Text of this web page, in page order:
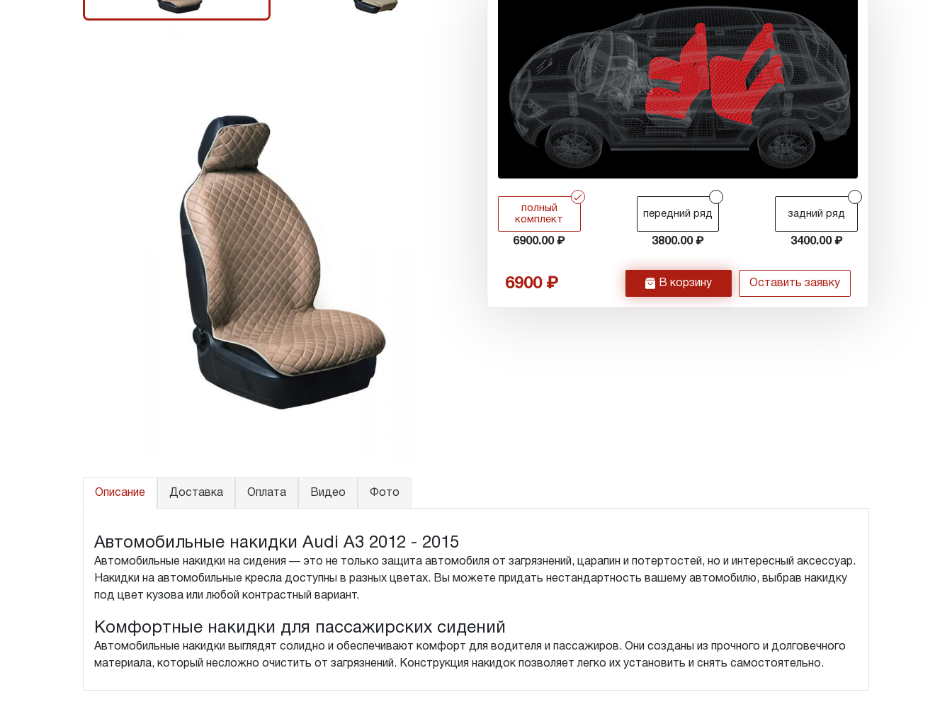
r
полный
комплект
6900.00
передний ряд
3800.00
задний ряд
3400.00
6900 h В корзину Оставить заявку
Описание Доставка Оплата Видео Фото
Автомобильные накидки Audi A3 2012 - 2015
Автомобильные накидки на сидения — это не только защита автомобиля от загрязнений, царапин и потертостей, но и интересный аксессуар.
Накидки на автомобильные кресла доступны в разных цветах. Вы можете придать нестандартность вашему автомобилю, выбрав накидку
под цвет кузова или любой контрастный вариант.
Комфортные накидки для пассажирских сидений
Автомобильные накидки выглядят солидно и обеспечивают комфорт для водителя и пассажиров. Они созданы из прочного и долговечного
материала, который несложно очистить от загрязнений. Конструкция накидок позволяет легко их установить и снять самостоятельно.